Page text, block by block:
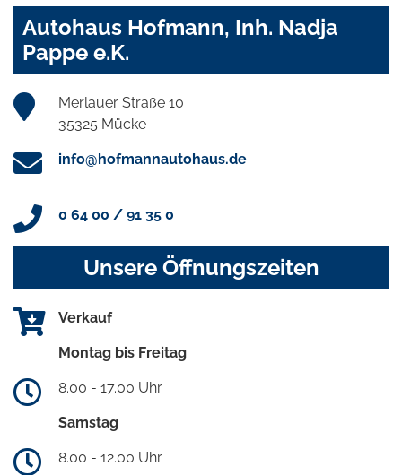
Autohaus Hofmann, Inh. Nadja
Pappe e.K.
Merlauer Straße 10
35325 Mücke
info@hofmannautohaus.de
0 64 00 / 91 35 0
Unsere Öffnungszeiten
Verkauf
Montag bis Freitag
8.00 - 17.00 Uhr
Samstag
8.00 - 12.00 Uhr